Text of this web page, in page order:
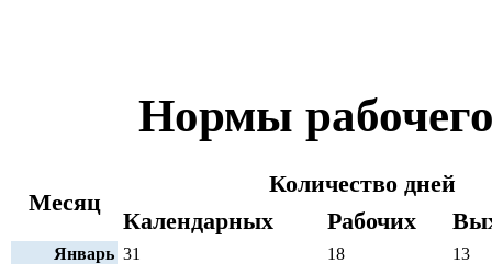
Нормы
Месяц
Количество дней
Календарных
Рабочих
Январь 31 18
13